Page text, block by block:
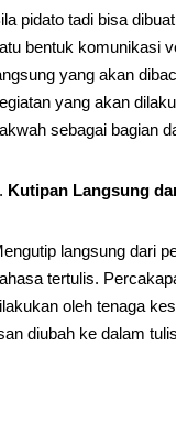
pidato tadi bisa
bentuk komunikasi
yang akan
yang akan
sebagai bagian
Kutipan Langsung
langsung dari
tertulis.
oleh tenaga
diubah ke dalam